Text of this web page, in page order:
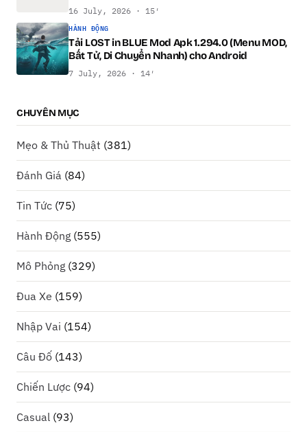
16 July, 2026 · 15′
HÀNH ĐỘNG
Tải LOST in BLUE Mod Apk 1.294.0 (Menu MOD,
Bất Tử, Di Chuyển Nhanh) cho Android
7 July, 2026 · 14′
CHUYÊN MỤC
Mẹo & Thủ Thuật (381)
Đánh Giá (84)
Tin Tức (75)
Hành Động (555)
Mô Phỏng (329)
Đua Xe (159)
Nhập Vai (154)
Câu Đố (143)
Chiến Lược (94)
Casual (93)